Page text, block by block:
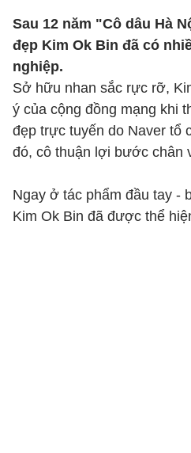
Sau 12 năm "Cô dâu Hà
đẹp Kim Ok Bin đã có
nghiệp.
Sở hữu nhan sắc rực rỡ,
ý của cộng đồng mạng khi
đẹp trực tuyến do Naver tổ
đó, cô thuận lợi bước chân
Ngay ở tác phẩm đầu tay -
Kim Ok Bin đã được thể